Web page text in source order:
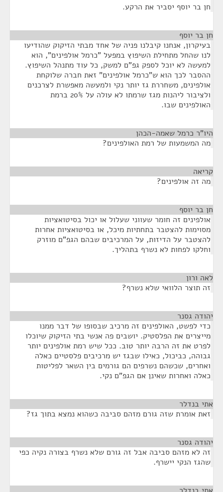
חן בר יוסף יסביר את הרקע.
חן בר יוסף
בעיקרון, אנחנו קיבלנו פניה של אחד מבתי הזיקוק שהודיעו
לנו שהחל מתחילת השיפוץ במפעל "כרמל אולפינים", הוא
למעשה לא יוכל לספק גפ"ם למשק, כל עוד מתנהל השיפוץ.
ההסבר לכך הוא ש"כרמל אולפינים" זאת חברה שלוקחת
אולפינים, משחררת גז יותר נקי ולמעשה מאפשרת לצרכנים
ולציבור ליהנות מגז שרמתו לא עולה על 20% ברמת
האולפינים שבו.
היו"ר כרמל שאמה-הכהן
מה המשמעות של רמת האולפינים?
קריאה
מה זה אולפינים?
חן בר יוסף
אולפינים זה חומר שעווני שעלול או יכול בסיטואציות
מסוימות להצטבר בתחתיות מיכל, או בסיטואציות אחרות
להצטבר על הדיזות, על המרכיבים שבהם הגפ"ם מוזרק
וחלקו לפחות לא נשרף בתהליך.
לאה ורון
זה תוצר הלוואי שלא נשרף?
יהודה גסנר
כדי לפשט, האולפינים זה מרכיב שבסופו של דבר ממנו
מייצרים את הפלסטיק. יושבים פה אנשי בתי הזיקוק שיוכלו
לפרט את זה הרבה יותר טוב. ככל שיש רמת אולפינים יותר
גבוהה, כביכול, כאילו שבגז יש מרכיבים פלסטיים כאלה
ואחרים, שכשהם נשרפים הם גורמים בין השאר לפליטות
כאלה ואחרות שאינן אם הגפ"ם נקי.
אתי בנדלר
זאת אומרת שזה גורם מזהם סביבה כשהוא נמצא בתוך גז?
יהודה גסנר
זה לא מזהם סביבה אבל זה גורם שלא נשרף בצורה נקיה כפי
שהגז הנקי יישרף.